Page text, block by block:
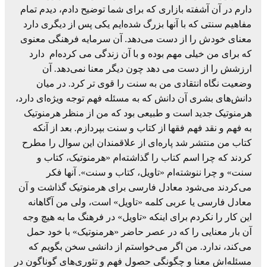
دارم در آن آشفته بازاری که برای شما توضیح دادم، دیدم تمام
مفاهیم سنتی که با آنها بزرگ شده‌ایم یکی پس از دیگری دارد
معنای خودش را از دست می‌دهد. آن سرمایه فرهنگی معنوی
که برای من خیلی مهم بوده و با آن زندگی می کرده‌ام دارد
ارزشش را از دست می دهد چون دیگر معنا نمی‌دهد. آن
وضعیت نگاه انتقادی من به سنت را قوی تر کرد. در میان
دانش‌های بشری آن دانش که به مسئله فهم توجه ویژه‌ای دارد،
هرمنوتیک جدید است و طبیعی بود که من از منظر هرمنوتیک
به فهم و نقد فهم فقها از کتاب و سنت بپردازم. بعد از آنکه
کتاب من منتشر شد پاره‌ای از علاقمندان این سوال را مطرح
کردند که چرا اسم کتاب را گذاشته‌ام «هرمنوتیک، کتاب و
سنت» و چرا ننوشته‌ام «تاویل، کتاب و سنت». آنها فکر
می‌کردند می‌شود معادل فارسی برای هرمنوتیک گذاشت و آن
معادل فارسی یا عربی کلمه «تاویل» است، ولی من آگاهانه
این کار را نکردم برای اینکه «تاویل» در فرهنگ ما به هیچ وجه
آن بار معنایی را که در عصر حاضر «هرمنوتیک» با خود حمل
می‌کند، ندارد. من اگر می‌خواستم از دانشی سخن بگویم که
مسئله‌اش معنا و چگونگی حصول فهم و تئوری‌های گوناگون در